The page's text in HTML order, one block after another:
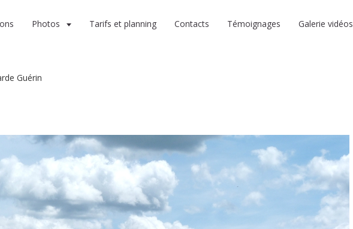
Photos Tarifs et planning Contacts Témoignages Galerie vidéos
Guérin